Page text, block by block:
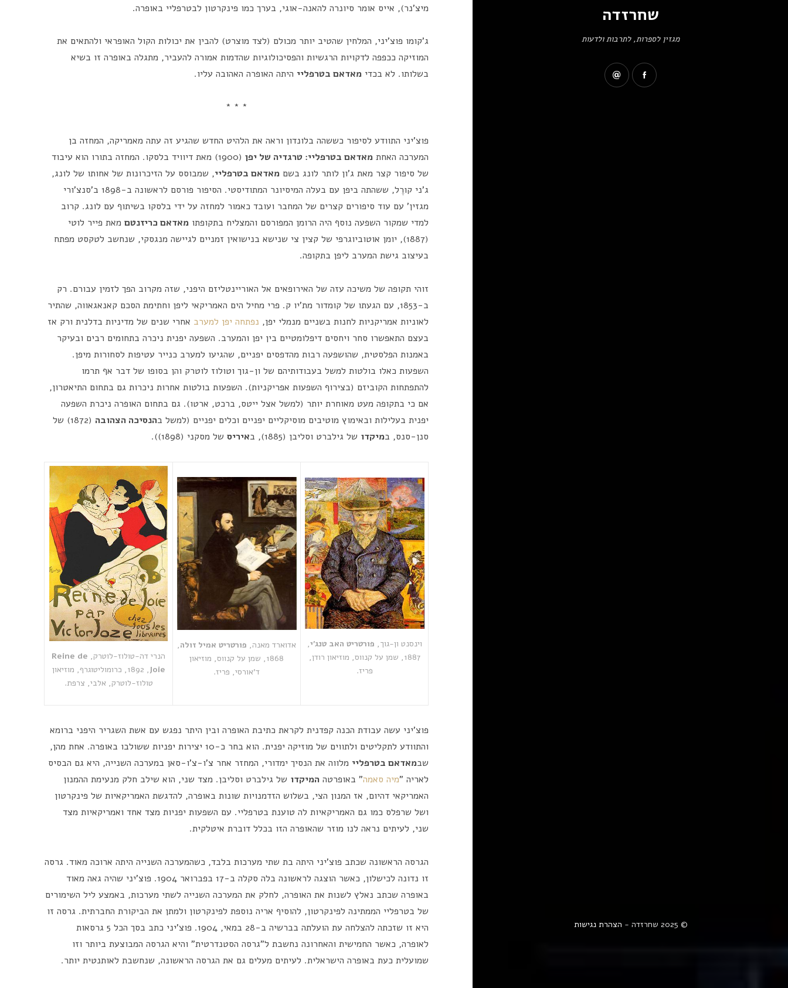
שחרזדה
מגזין לספרות, לתרבות ולדעות
© 2025 שחרזדה - הצהרת נגישות
מיצ'נר), אייס אומר סיונרה להאנה-אוגי, בערך כמו פינקרטון לבטרפליי באופרה.
ג'קומו פוצ'יני, המלחין שהטיב יותר מכולם (לצד מוצרט) להבין את יכולות הקול האופראי ולהתאים את
המוזיקה ככפפה לדקויות הרגשיות והפסיכולוגיות שהדמות אמורה להעביר, מתגלה באופרה זו בשיא
בשלותו. לא בכדי מאדאם בטרפליי היתה האופרה האהובה עליו.
* * *
פוצ'יני התוודע לסיפור כששהה בלונדון וראה את הלהיט החדש שהגיע זה עתה מאמריקה, המחזה בן
המערכה האחת מאדאם בטרפליי: טרגדיה של יפן
(1900) מאת דיוויד בלסקו. המחזה בתורו הוא עיבוד
של סיפור קצר מאת ג'ון לותר לונג בשם מאדאם בטרפליי, שמבוסס על הזיכרונות של אחותו של לונג,
ג'ני קורֶל, ששהתה ביפן עם בעלה המיסיונר המתודיסטי. הסיפור פורסם לראשונה ב-1898 ב'סנצ'ורי
מגזין' עם עוד סיפורים קצרים של המחבר ועובד כאמור למחזה על ידי בלסקו בשיתוף עם לונג. קרוב
למדי שמקור השפעה נוסף היה הרומן המפורסם והמצליח בתקופתו מאדאם כריזנטםמאת פייר לוטי
(1887), יומן אוטוביוגרפי של קצין צי שנישא בנישואין זמניים לגיישה מנגסקי, שנחשב לטקסט מפתח
בעיצוב גישת המערב ליפן בתקופה.
זוהי תקופה של משיכה עזה של האירופאים אל האוריינטליזם היפני, שזה מקרוב הפך לזמין עבורם. רק
ב-1853, עם הגעתו של קומדור מת'יו ק. פרי מחיל הים האמריקאי ליפן וחתימת הסכם קאנאגאווה, שהתיר
לאוניות אמריקניות לחנות בשניים מנמלי יפן, נפתחה יפן למערב אחרי שנים של מדיניות בדלנית ורק אז
בעצם התאפשרו סחר ויחסים דיפלומטיים בין יפן והמערב. השפעה יפנית ניכרה בתחומים רבים ובעיקר
באמנות הפלסטית, שהושפעה רבות מהדפסים יפניים, שהגיעו למערב כנייר עטיפות לסחורות מיפן.
השפעות כאלו בולטות למשל בעבודותיהם של ון-גוך וטולוז לוטרק והן בסופו של דבר אף תרמו
להתפתחות הקוביזם (בצירוף השפעות אפריקניות). השפעות בולטות אחרות ניכרות גם בתחום התיאטרון,
אם כי בתקופה מעט מאוחרת יותר (למשל אצל ייטס, ברכט, ארטו). גם בתחום האופרה ניכרת השפעה
יפנית בעלילות ובאימוץ מוטיבים מוסיקליים יפניים וכלים יפניים (למשל בהנסיכה הצהובה
(1872) של
סנן-סנס, במיקדו של גילברט וסליבן (1885), ב איריסשל מסקני (1898)).
וינסנט ון-גוך, פורטריט האב טנג'י,
1887, שמן על קנווס, מוזיאון רודן,
פריז.
אדוארד מאנה, פורטריט אמיל זולה,
1868, שמן על קנווס, מוזיאון
ד'אורסי, פריז.
הנרי דה-טולוז-לוטרק, Reine de
Joie
‏, 1892, כרומוליטוגרף, מוזיאון
טולוז-לוטרק, אלבי, צרפת.
פוצ'יני עשה עבודת הכנה קפדנית לקראת כתיבת האופרה ובין היתר נפגש עם אשת השגריר היפני ברומא
והתוודע לתקליטים ולתווים של מוזיקה יפנית. הוא בחר כ-10 יצירות יפניות ששולבו באופרה. אחת מהן,
שבמאדאם בטרפליי מלווה את הנסיך ימדורי, המחזר אחר צ'ו-צ'ו-סאן במערכה השנייה, היא גם הבסיס
לאריה "מיה סאמה" באופרטה המיקדו של גילברט וסליבן. מצד שני, הוא שילב חלק מנעימת ההמנון
האמריקאי דהיום, אז המנון הצי, בשלוש הזדמנויות שונות באופרה, להדגשת האמריקאיות של פינקרטון
ושל שרפלס כמו גם האמריקאיות לה טוענת בטרפליי. עם השפעות יפניות מצד אחד ואמריקאיות מצד
שני, לעיתים נראה לנו מוזר שהאופרה הזו בכלל דוברת איטלקית.
הגרסה הראשונה שכתב פוצ'יני היתה בת שתי מערכות בלבד, כשהמערכה השנייה היתה ארוכה מאוד. גרסה
זו נדונה לכישלון, כאשר הוצגה לראשונה בלה סקלה ב-17 בפברואר 1904. פוצ'יני שהיה גאה מאוד
באופרה שכתב נאלץ לשנות את האופרה, לחלק את המערכה השנייה לשתי מערכות, באמצע ליל השימורים
של בטרפליי הממתינה לפינקרטון, להוסיף אריה נוספת לפינקרטון ולמתן את הביקורת החברתית. גרסה זו
היא זו שזכתה להצלחה עת הועלתה בברשיה ב-28 במאי, 1904. פוצ'יני כתב בסך הכל 5 גרסאות
לאופרה, כאשר החמישית והאחרונה נחשבת ל"גרסה הסטנדרטית" והיא הגרסה המבוצעת ביותר וזו
שמועלית כעת באופרה הישראלית. לעיתים מעלים גם את הגרסה הראשונה, שנחשבת לאותנטית יותר.